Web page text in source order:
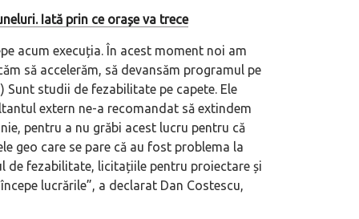
Iată prin ce orașe va trece
acum execuția. În acest moment noi am
să accelerăm, să devansăm programul pe
studii de fezabilitate pe capete. Ele
extern ne-a recomandat să extindem
pentru a nu grăbi acest lucru pentru că
geo care se pare că au fost problema la
de fezabilitate, licitațiile pentru proiectare și
lucrările”, a declarat Dan Costescu,
central a mărcii, omagiată
Lamborghini Revuelto Miura
Dacă viața e „heavy duty”, măcar
mai buni!